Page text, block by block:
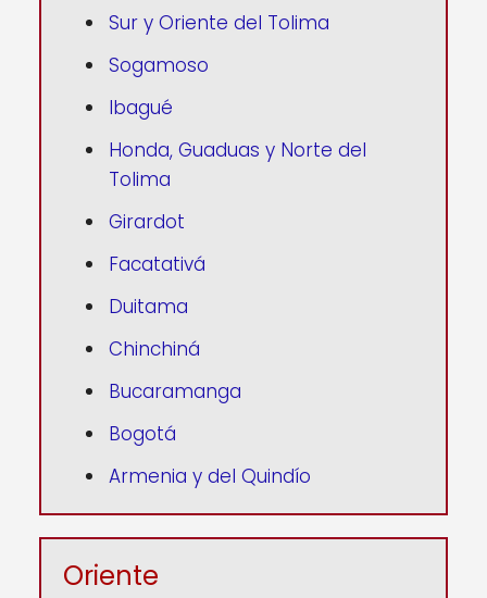
Sur y Oriente del Tolima
Sogamoso
Ibagué
Honda, Guaduas y Norte del
Tolima
Girardot
Facatativá
Duitama
Chinchiná
Bucaramanga
Bogotá
Armenia y del Quindío
Oriente